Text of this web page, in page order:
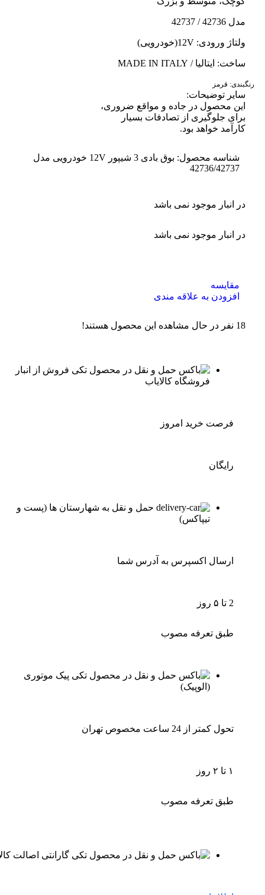
مدل 42736 / 42737
ولتاژ ورودی: 12V(خودرویی)
ساخت: ایتالیا / MADE IN ITALY
رنگبندی: قرمز
سایر توضیحات:
این محصول در جاده و مواقع ضروری،
برای جلوگیری از تصادفات بسیار
کارآمد خواهد بود.
شناسه محصول:
بوق بادی 3 شیپور 12V خودرویی مدل
42736/42737
در انبار موجود نمی باشد
در انبار موجود نمی باشد
مقایسه
افزودن به علاقه مندی
18 نفر در حال مشاهده این محصول هستند!
فروش از انبار
فروشگاه کالایاب
فرصت خرید امروز
رایگان
حمل و نقل به شهارستان ها (پست و
تیپاکس)
ارسال اکسپرس به آدرس شما
2 تا ۵ روز
طبق تعرفه مصوب
پیک موتوری
(الوپیک)
تحول کمتر از 24 ساعت مخصوص تهران
۱ تا ۲ روز
طبق تعرفه مصوب
گارانتی اصالت